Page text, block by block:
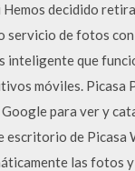
decidido
servicio de fotos
inteligente que
móviles. Picasa
para ver y
escritorio de Picasa
las fotos